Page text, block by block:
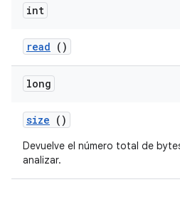
int
read ()
long
size ()
Devuelve el número total de
analizar.